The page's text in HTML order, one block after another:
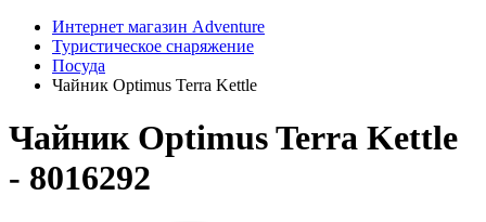
Интернет магазин Adventure
Туристическое снаряжение
Посуда
Чайник Optimus Terra Kettle
Чайник Optimus Terra Kettle
- 8016292